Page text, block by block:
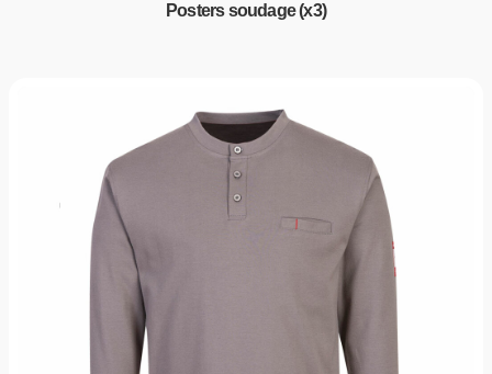
Posters soudage (x3)